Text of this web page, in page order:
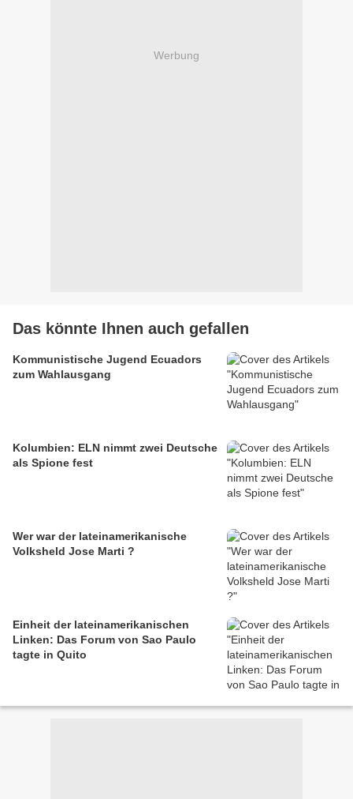
Werbung
Das könnte Ihnen auch gefallen
Kommunistische Jugend Ecuadors
zum Wahlausgang
Kolumbien: ELN nimmt zwei Deutsche
als Spione fest
Wer war der lateinamerikanische
Volksheld Jose Marti ?
Einheit der lateinamerikanischen
Linken: Das Forum von Sao Paulo
tagte in Quito